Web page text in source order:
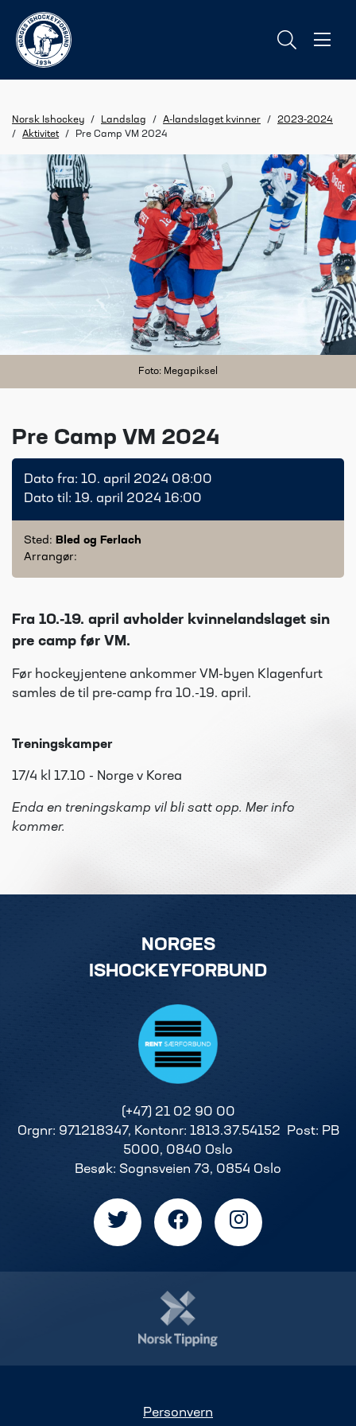
Norsk Ishockey / Landslag / A-landslaget kvinner /
2023-2024
/
Aktivitet / Pre Camp VM 2024
Foto: Megapiksel
Pre Camp VM 2024
Dato fra: 10. april 2024 08:00
Dato til: 19. april 2024 16:00
Sted: Bled og Ferlach
Arrangør:
Fra 10.-19. april avholder kvinnelandslaget sin
pre camp før VM.
Før hockeyjentene ankommer VM-byen Klagenfurt
samles de til pre-camp fra 10.-19. april.
Treningskamper
17/4 kl 17.10 - Norge v Korea
Enda en treningskamp vil bli satt opp. Mer info
kommer.
NORGES
ISHOCKEYFORBUND
(+47) 21 02 90 00
Orgnr: 971218347, Kontonr: 1813.37.54152 Post: PB
5000, 0840 Oslo
Besøk: Sognsveien 73, 0854 Oslo
Personvern